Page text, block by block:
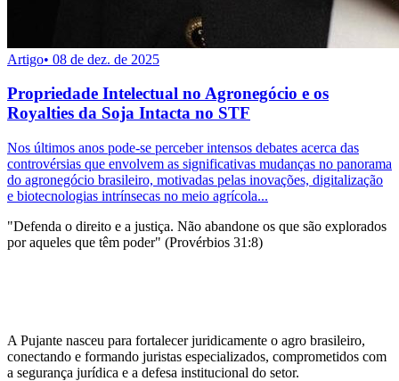
Artigo• 08 de dez. de 2025
Propriedade Intelectual no Agronegócio e os
Royalties da Soja Intacta no STF
Nos últimos anos pode-se perceber intensos debates acerca das
controvérsias que envolvem as significativas mudanças no panorama
do agronegócio brasileiro, motivadas pelas inovações, digitalização
e biotecnologias intrínsecas no meio agrícola...
"Defenda o direito e a justiça. Não abandone os que são explorados
por aqueles que têm poder" (Provérbios 31:8)
A Pujante nasceu para fortalecer juridicamente o agro brasileiro,
conectando e formando juristas especializados, comprometidos com
a segurança jurídica e a defesa institucional do setor.